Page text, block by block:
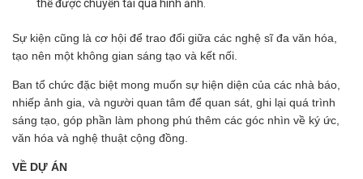
thể được chuyển tải qua hình ảnh.
Sự kiện cũng là cơ hội để trao đổi giữa các nghệ sĩ đa văn hóa,
tạo nên một không gian sáng tạo và kết nối.
Ban tổ chức đặc biệt mong muốn sự hiện diện của các nhà báo,
nhiếp ảnh gia, và người quan tâm để quan sát, ghi lại quá trình
sáng tạo, góp phần làm phong phú thêm các góc nhìn về ký ức,
văn hóa và nghệ thuật cộng đồng.
VỀ DỰ ÁN